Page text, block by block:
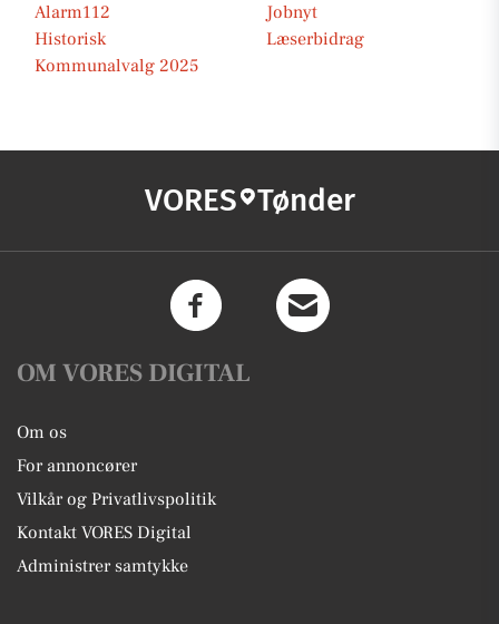
Alarm112
Jobnyt
Historisk
Læserbidrag
Kommunalvalg 2025
VORES Tønder
OM VORES DIGITAL
Om os
For annoncører
Vilkår og Privatlivspolitik
Kontakt VORES Digital
Administrer samtykke